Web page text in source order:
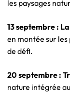
les paysages
13 septembre :
en montée sur
de défi.
20 septembre :
nature intégrée